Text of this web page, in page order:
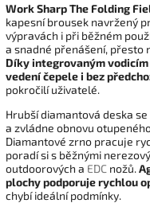
Work Sharp The Folding
kapesní brousek navržený
výpravách i při běžném
a snadné přenášení, přesto
Díky integrovaným vodicím
vedení čepele i bez
pokročilí uživatelé.
Hrubší diamantová deska
a zvládne obnovu
Diamantové zrno pracuje
poradí si s běžnými
outdoorových a EDC nožů.
plochy podporuje rychlou
chybí ideální podmínky.